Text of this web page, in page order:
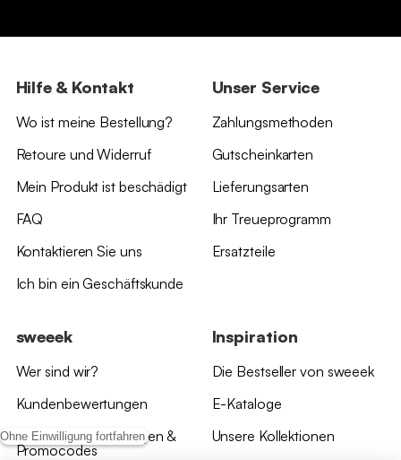
Ohne Einwilligung fortfahren
Hilfe & Kontakt
Wo ist meine Bestellung?
Retoure und Widerruf
Mein Produkt ist beschädigt
FAQ
Kontaktieren Sie uns
Ich bin ein Geschäftskunde
Unser Service
Zahlungsmethoden
Gutscheinkarten
Lieferungsarten
Ihr Treueprogramm
Ersatzteile
sweeek
Wer sind wir?
Kundenbewertungen
*Angebotsbedingungen &
Promocodes
Inspiration
Die Bestseller von sweeek
E-Kataloge
Unsere Kollektionen